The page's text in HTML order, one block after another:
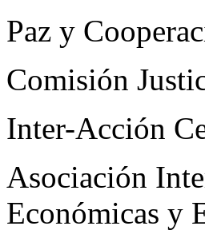
Paz y
Comisión
Inter-Acción
Asociación
Económicas y